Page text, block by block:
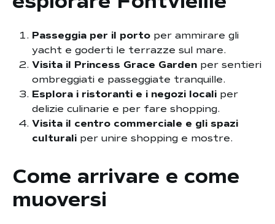
Passeggia per il porto per ammirare gli
yacht e goderti le terrazze sul mare.
Visita il Princess Grace Garden per sentieri
ombreggiati e passeggiate tranquille.
Esplora i ristoranti e i negozi locali per
delizie culinarie e per fare shopping.
Visita il centro commerciale e gli spazi
culturali per unire shopping e mostre.
Come arrivare e come
muoversi